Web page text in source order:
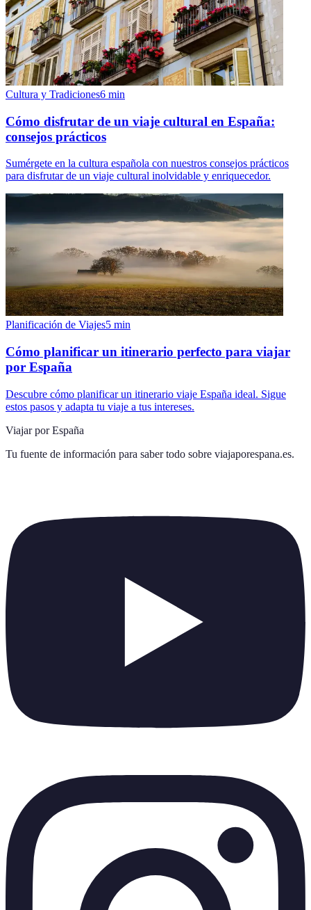
Cultura y Tradiciones6 min
Cómo disfrutar de un viaje cultural en España:
consejos prácticos
Sumérgete en la cultura española con nuestros consejos prácticos
para disfrutar de un viaje cultural inolvidable y enriquecedor.
Planificación de Viajes5 min
Cómo planificar un itinerario perfecto para viajar
por España
Descubre cómo planificar un itinerario viaje España ideal. Sigue
estos pasos y adapta tu viaje a tus intereses.
Viajar por España
Tu fuente de información para saber todo sobre viajaporespana.es.